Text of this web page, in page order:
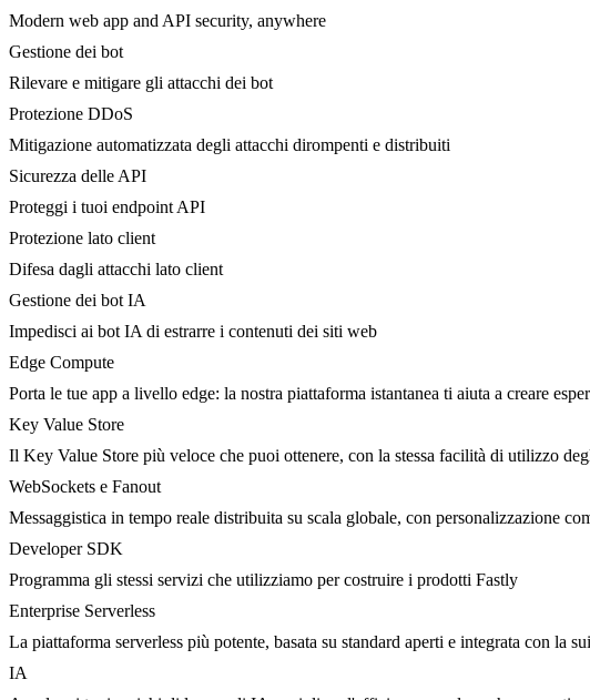
Modern web app and API security, anywhere
Gestione dei bot
Rilevare e mitigare gli attacchi dei bot
Protezione DDoS
Mitigazione automatizzata degli attacchi dirompenti e distribuiti
Sicurezza delle API
Proteggi i tuoi endpoint API
Protezione lato client
Difesa dagli attacchi lato client
Gestione dei bot IA
Impedisci ai bot IA di estrarre i contenuti dei siti web
Edge Compute
Porta le tue app a livello edge: la nostra piattaforma istantanea ti aiuta a creare
Key Value Store
Il Key Value Store più veloce che puoi ottenere, con la stessa facilità di utilizzo
WebSockets e Fanout
Messaggistica in tempo reale distribuita su scala globale, con personalizzazione
Developer SDK
Programma gli stessi servizi che utilizziamo per costruire i prodotti Fastly
Enterprise Serverless
La piattaforma serverless più potente, basata su standard aperti e integrata con la
IA